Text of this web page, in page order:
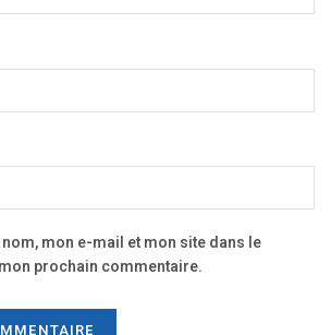
mon e-mail et mon site dans le
prochain commentaire.